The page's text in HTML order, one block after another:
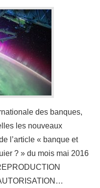
des banques,
les nouveaux
l’article « banque et
? » du mois mai 2016